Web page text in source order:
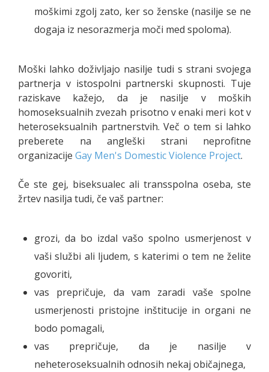
moškimi zgolj zato, ker so ženske (nasilje se ne
dogaja iz nesorazmerja moči med spoloma).
Moški lahko doživljajo nasilje tudi s strani svojega
partnerja v istospolni partnerski skupnosti. Tuje
raziskave kažejo, da je nasilje v moških
homoseksualnih zvezah prisotno v enaki meri kot v
heteroseksualnih partnerstvih. Več o tem si lahko
preberete na angleški strani neprofitne
organizacije Gay Men's Domestic Violence Project.
Če ste gej, biseksualec ali transspolna oseba, ste
žrtev nasilja tudi, če vaš partner:
grozi, da bo izdal vašo spolno usmerjenost v
vaši službi ali ljudem, s katerimi o tem ne želite
govoriti,
vas prepričuje, da vam zaradi vaše spolne
usmerjenosti pristojne inštitucije in organi ne
bodo pomagali,
vas prepričuje, da je nasilje v
neheteroseksualnih odnosih nekaj običajnega,